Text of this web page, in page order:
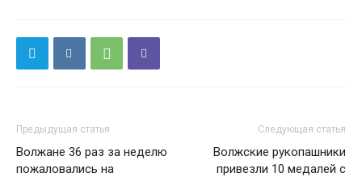
Предыдущая статья
Волжане 36 раз за неделю
пожаловались на
Следующая статья
Волжские рукопашники
привезли 10 медалей с